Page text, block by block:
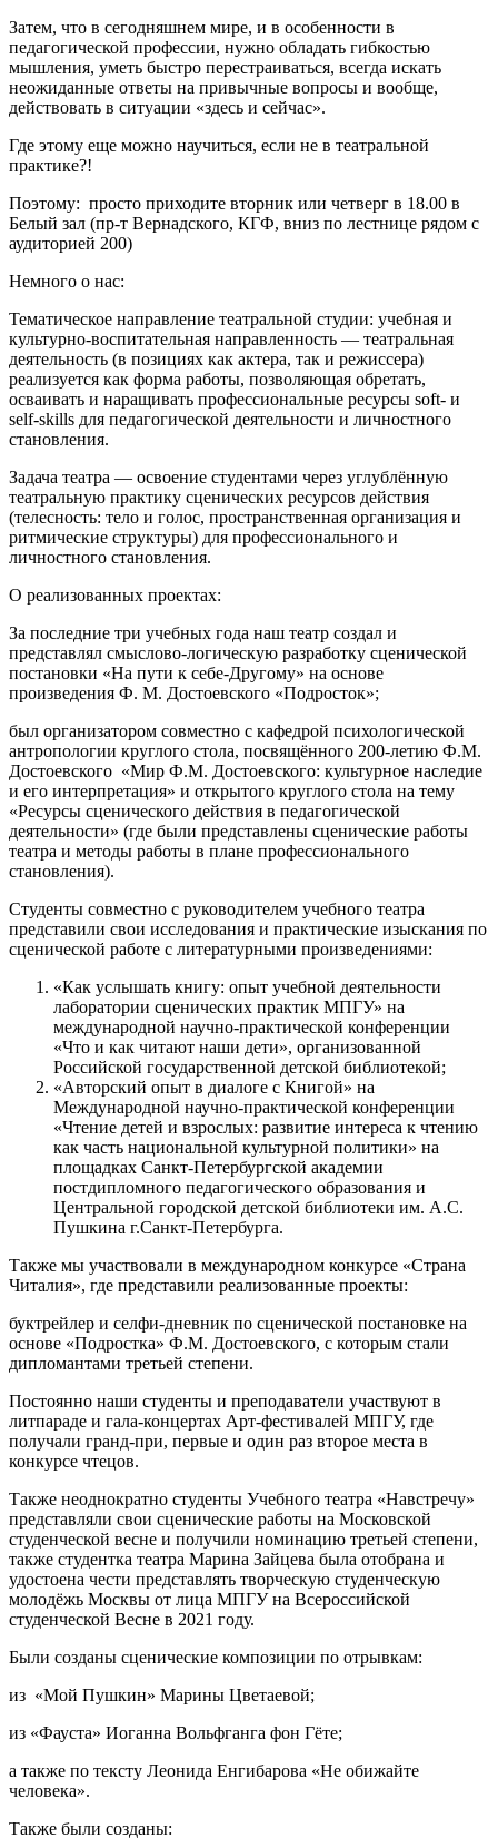
Затем, что в сегодняшнем мире, и в особенности в
педагогической профессии, нужно обладать гибкостью
мышления, уметь быстро перестраиваться, всегда искать
неожиданные ответы на привычные вопросы и вообще,
действовать в ситуации «здесь и сейчас».
Где этому еще можно научиться, если не в театральной
практике?!
Поэтому: просто приходите вторник или четверг в 18.00 в
Белый зал (пр-т Вернадского, КГФ, вниз по лестнице рядом с
аудиторией 200)
Немного о нас:
Тематическое направление театральной студии: учебная и
культурно-воспитательная направленность — театральная
деятельность (в позициях как актера, так и режиссера)
реализуется как форма работы, позволяющая обретать,
осваивать и наращивать профессиональные ресурсы soft- и
self-skills для педагогической деятельности и личностного
становления.
Задача театра — освоение студентами через углублённую
театральную практику сценических ресурсов действия
(телесность: тело и голос, пространственная организация и
ритмические структуры) для профессионального и
личностного становления.
О реализованных проектах:
За последние три учебных года наш театр создал и
представлял смыслово-логическую разработку сценической
постановки «На пути к себе-Другому» на основе
произведения Ф. М. Достоевского «Подросток»;
был организатором совместно с кафедрой психологической
антропологии круглого стола, посвящённого 200-летию Ф.М.
Достоевского «Мир Ф.М. Достоевского: культурное наследие
и его интерпретация» и открытого круглого стола на тему
«Ресурсы сценического действия в педагогической
деятельности» (где были представлены сценические работы
театра и методы работы в плане профессионального
становления).
Студенты совместно с руководителем учебного театра
представили свои исследования и практические изыскания по
сценической работе с литературными произведениями:
«Как услышать книгу: опыт учебной деятельности
лаборатории сценических практик МПГУ» на
международной научно-практической конференции
«Что и как читают наши дети», организованной
Российской государственной детской библиотекой;
«Авторский опыт в диалоге с Книгой» на
Международной научно-практической конференции
«Чтение детей и взрослых: развитие интереса к чтению
как часть национальной культурной политики» на
площадках Санкт-Петербургской академии
постдипломного педагогического образования и
Центральной городской детской библиотеки им. А.С.
Пушкина г.Санкт-Петербурга.
Также мы участвовали в международном конкурсе «Страна
Читалия», где представили реализованные проекты:
буктрейлер и селфи-дневник по сценической постановке на
основе «Подростка» Ф.М. Достоевского, с которым стали
дипломантами третьей степени.
Постоянно наши студенты и преподаватели участвуют в
литпараде и гала-концертах Арт-фестивалей МПГУ, где
получали гранд-при, первые и один раз второе места в
конкурсе чтецов.
Также неоднократно студенты Учебного театра «Навстречу»
представляли свои сценические работы на Московской
студенческой весне и получили номинацию третьей степени,
также студентка театра Марина Зайцева была отобрана и
удостоена чести представлять творческую студенческую
молодёжь Москвы от лица МПГУ на Всероссийской
студенческой Весне в 2021 году.
Были созданы сценические композиции по отрывкам:
из «Мой Пушкин» Марины Цветаевой;
из «Фауста» Иоганна Вольфганга фон Гёте;
а также по тексту Леонида Енгибарова «Не обижайте
человека».
Также были созданы: